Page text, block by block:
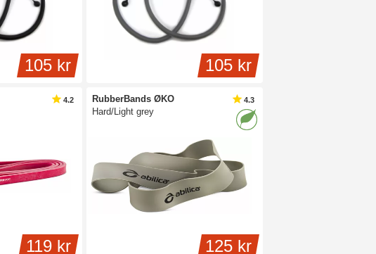
105 kr 105 kr
119 kr
4.2
RubberBands ØKO
Hard/Light grey
125 kr
4.3